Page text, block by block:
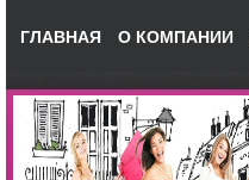
ГЛАВНАЯ О КОМПАНИИ